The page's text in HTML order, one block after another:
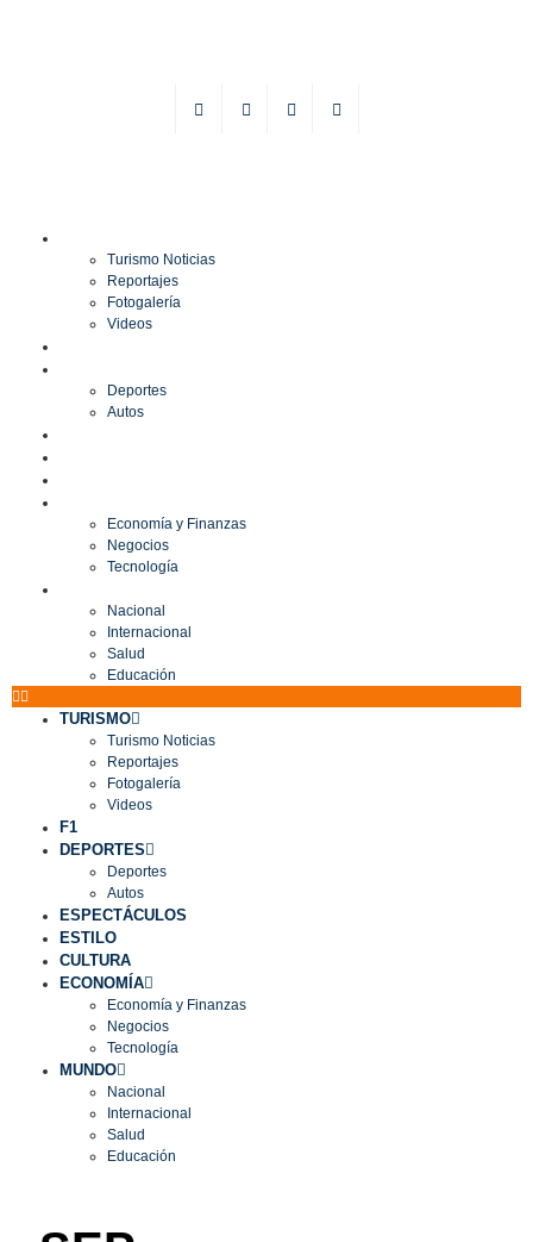
Turismo Noticias
Reportajes
Fotogalería
Videos
Deportes
Autos
Economía y Finanzas
Negocios
Tecnología
Nacional
Internacional
Salud
Educación
TURISMO
Turismo Noticias
Reportajes
Fotogalería
Videos
F1
DEPORTES
Deportes
Autos
ESPECTÁCULOS
ESTILO
CULTURA
ECONOMÍA
Economía y Finanzas
Negocios
Tecnología
MUNDO
Nacional
Internacional
Salud
Educación